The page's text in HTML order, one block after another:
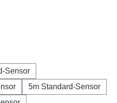
Sensor
5m Standard-Sensor